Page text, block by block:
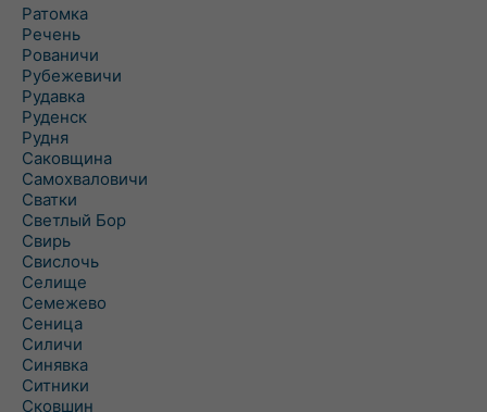
Ратомка
Речень
Рованичи
Рубежевичи
Рудавка
Руденск
Рудня
Саковщина
Самохваловичи
Сватки
Светлый Бор
Свирь
Свислочь
Селище
Семежево
Сеница
Силичи
Синявка
Ситники
Сковшин